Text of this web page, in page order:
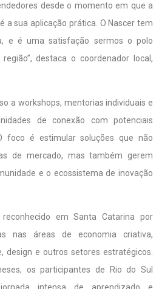
desde o momento em que a
a sua aplicação prática. O Nascer tem
e é uma satisfação sermos o polo
destaca o coordenador local,
a workshops, mentorias individuais e
de conexão com potenciais
foco é estimular soluções que não
de mercado, mas também gerem
e o ecossistema de inovação
em Santa Catarina por
nas áreas de economia criativa,
design e outros setores estratégicos.
os participantes de Rio do Sul